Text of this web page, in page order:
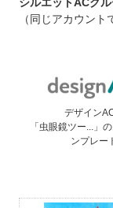
（同じアカウント
デザイン
「虫眼鏡ツー...」
ンプレー